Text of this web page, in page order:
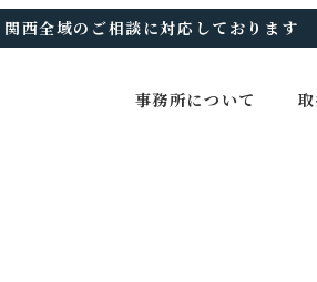
西全域のご相談に対応しております
事務所について